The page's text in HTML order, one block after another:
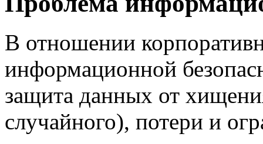
В отношении
информационной
защита данных от
случайного), потери и